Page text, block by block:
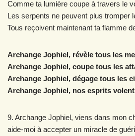
Comme ta lumière coupe à travers le
Les serpents ne peuvent plus tromper
Tous reçoivent maintenant ta flamme
Archange Jophiel, révèle tous les
Archange Jophiel, coupe tous les
Archange Jophiel, dégage tous les
Archange Jophiel, nos esprits
9. Archange Jophiel, viens dans mon
aide-moi à accepter un miracle de